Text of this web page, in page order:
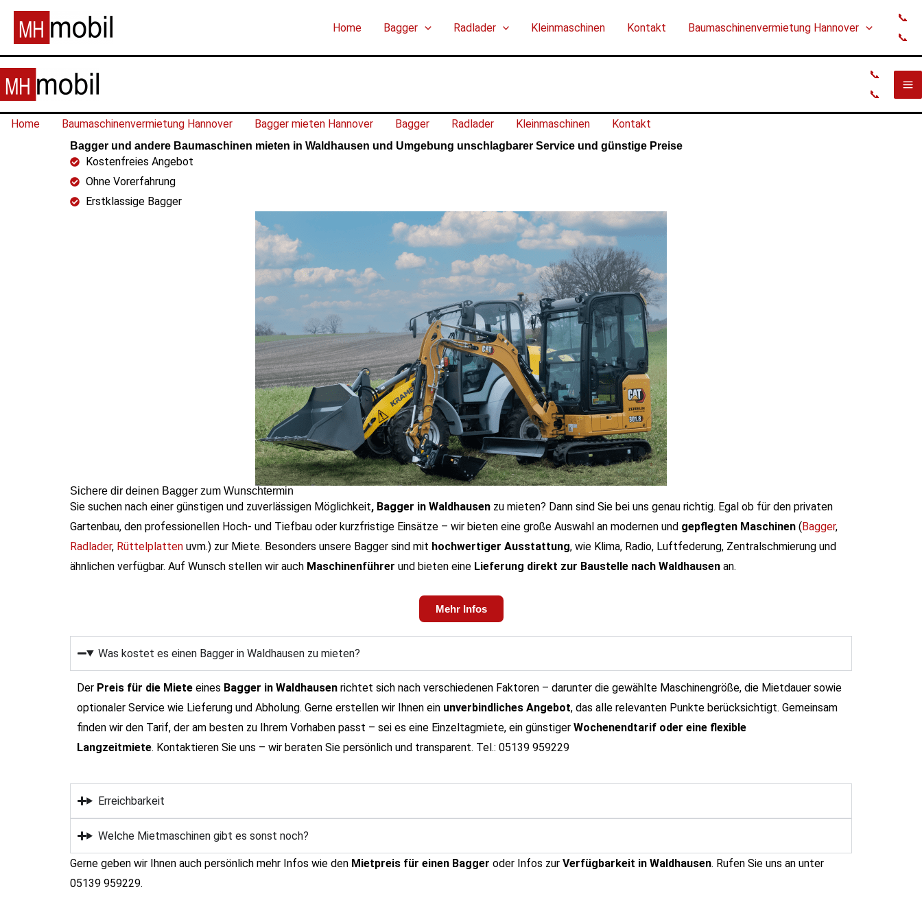
Home Bagger Radlader Kleinmaschinen Kontakt Baumaschinenvermietung Hannover
📞
📞
📞
📞
Home Baumaschinenvermietung Hannover Bagger mieten Hannover Bagger Radlader Kleinmaschinen Kontakt
Bagger und andere Baumaschinen mieten in Waldhausen und Umgebung unschlagbarer Service und günstige Preise
Kostenfreies Angebot
Ohne Vorerfahrung
Erstklassige Bagger
Sichere dir deinen Bagger zum Wunschtermin
Sie suchen nach einer günstigen und zuverlässigen Möglichkeit, Bagger in Waldhausen zu mieten? Dann sind Sie bei uns genau richtig. Egal ob für den privaten
Gartenbau, den professionellen Hoch- und Tiefbau oder kurzfristige Einsätze – wir bieten eine große Auswahl an modernen und gepflegten Maschinen (Bagger,
Radlader, Rüttelplatten uvm.) zur Miete. Besonders unsere Bagger sind mit hochwertiger Ausstattung, wie Klima, Radio, Luftfederung, Zentralschmierung und
ähnlichen verfügbar. Auf Wunsch stellen wir auch Maschinenführer und bieten eine Lieferung direkt zur Baustelle nach Waldhausen an.
Mehr Infos
Was kostet es einen Bagger in Waldhausen zu mieten?
Der Preis für die Miete eines Bagger in Waldhausen richtet sich nach verschiedenen Faktoren – darunter die gewählte Maschinengröße, die Mietdauer sowie
optionaler Service wie Lieferung und Abholung. Gerne erstellen wir Ihnen ein unverbindliches Angebot, das alle relevanten Punkte berücksichtigt. Gemeinsam
finden wir den Tarif, der am besten zu Ihrem Vorhaben passt – sei es eine Einzeltagmiete, ein günstiger Wochenendtarif oder eine flexible
Langzeitmiete. Kontaktieren Sie uns – wir beraten Sie persönlich und transparent. Tel.: 05139 959229
Erreichbarkeit
Welche Mietmaschinen gibt es sonst noch?
Gerne geben wir Ihnen auch persönlich mehr Infos wie den Mietpreis für einen Bagger oder Infos zur Verfügbarkeit in Waldhausen. Rufen Sie uns an unter
05139 959229.